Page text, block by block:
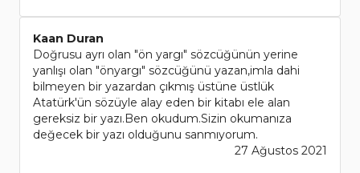
Kaan Duran
Doğrusu ayrı olan "ön yargı" sözcüğünün yerine
yanlışı olan "önyargı" sözcüğünü yazan,imla dahi
bilmeyen bir yazardan çıkmış üstüne üstlük
Atatürk'ün sözüyle alay eden bir kitabı ele alan
gereksiz bir yazı.Ben okudum.Sizin okumanıza
değecek bir yazı olduğunu sanmıyorum.
27 Ağustos 2021